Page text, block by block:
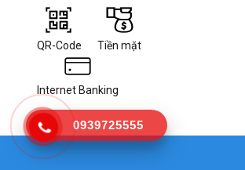
QR-Code Tiền mặt
Internet Banking
0939725555